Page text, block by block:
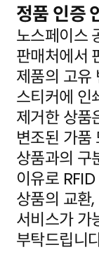
정품 인증
노스페이스
판매처에서
제품의 고유
스티커에 인
제거한 상품
변조된 가품
상품과의 구
이유로
상품의 교환
서비스가 가
부탁드립니